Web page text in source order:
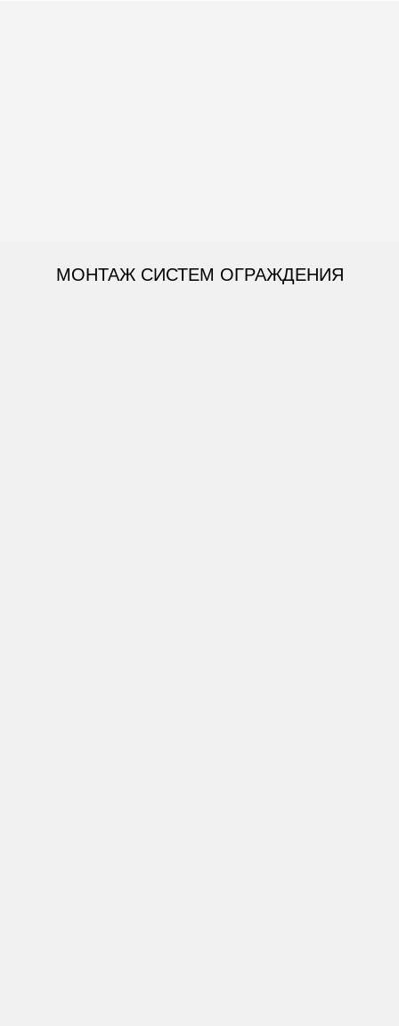
МОНТАЖ СИСТЕМ ОГРАЖДЕНИЯ